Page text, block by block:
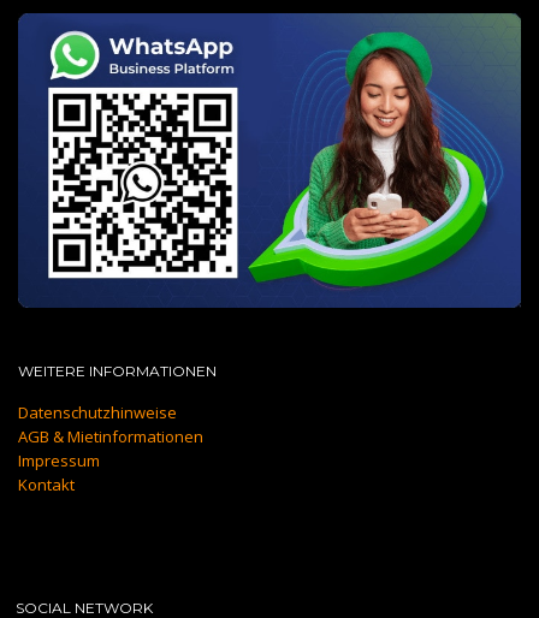
WEITERE INFORMATIONEN
Datenschutzhinweise
AGB & Mietinformationen
Impressum
Kontakt
SOCIAL NETWORK